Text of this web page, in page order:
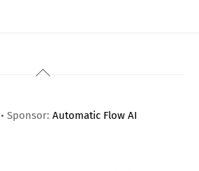
Back
Top
• Sponsor: Automatic Flow AI